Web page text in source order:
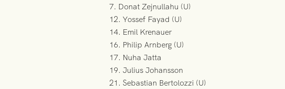
7. Donat Zejnullahu (U)
12. Yossef Fayad (U)
14. Emil Krenauer
16. Philip Arnberg (U)
17. Nuha Jatta
19. Julius Johansson
21. Sebastian Bertolozzi (U)